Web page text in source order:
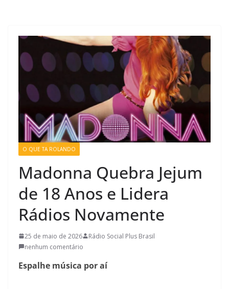
O QUE TA ROLANDO
Madonna Quebra Jejum
de 18 Anos e Lidera
Rádios Novamente
25 de maio de 2026
Rádio Social Plus Brasil
nenhum comentário
Espalhe música por aí